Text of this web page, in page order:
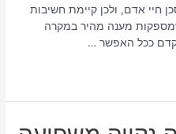
חיי אדם, ולכן קיימת חשיבות
מענה מהיר במקרה
ככל האפשר …